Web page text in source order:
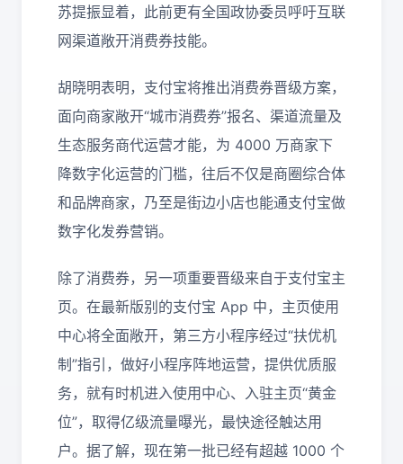
苏提振显着，此前更有全国政协委员呼吁互联
网渠道敞开消费券技能。
胡晓明表明，支付宝将推出消费券晋级方案，
面向商家敞开“城市消费券”报名、渠道流量及
生态服务商代运营才能，为 4000 万商家下
降数字化运营的门槛，往后不仅是商圈综合体
和品牌商家，乃至是街边小店也能通支付宝做
数字化发券营销。
除了消费券，另一项重要晋级来自于支付宝主
页。在最新版别的支付宝 App 中，主页使用
中心将全面敞开，第三方小程序经过“扶优机
制”指引，做好小程序阵地运营，提供优质服
务，就有时机进入使用中心、入驻主页“黄金
位”，取得亿级流量曝光，最快途径触达用
户。据了解，现在第一批已经有超越 1000 个